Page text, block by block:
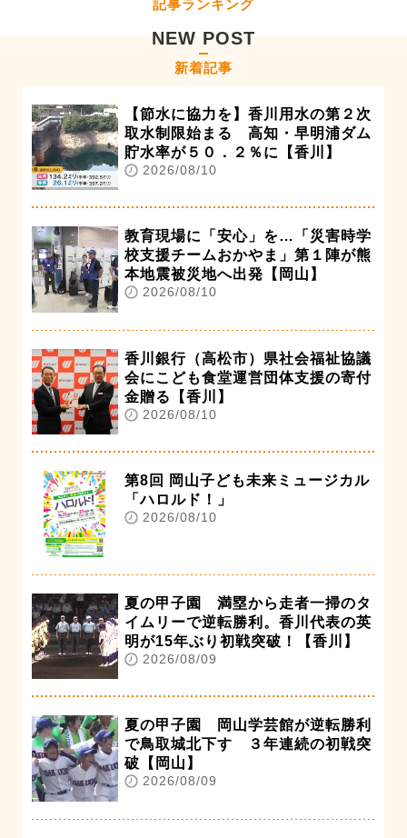
記事ランキング
NEW POST
新着記事
【節水に協力を】香川用水の第２次
取水制限始まる 高知・早明浦ダム
貯水率が５０．２％に【香川】
2026/08/10
教育現場に「安心」を…「災害時学
校支援チームおかやま」第１陣が熊
本地震被災地へ出発【岡山】
2026/08/10
香川銀行（高松市）県社会福祉協議
会にこども食堂運営団体支援の寄付
金贈る【香川】
2026/08/10
第8回 岡山子ども未来ミュージカル
「ハロルド！」
2026/08/10
夏の甲子園 満塁から走者一掃のタ
イムリーで逆転勝利。香川代表の英
明が15年ぶり初戦突破！【香川】
2026/08/09
夏の甲子園 岡山学芸館が逆転勝利
で鳥取城北下す ３年連続の初戦突
破【岡山】
2026/08/09